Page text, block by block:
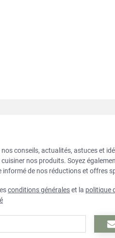
nos conseils, actualités, astuces et
nos produits. Soyez
informé de nos réductions et offres
conditions généraleset la politique